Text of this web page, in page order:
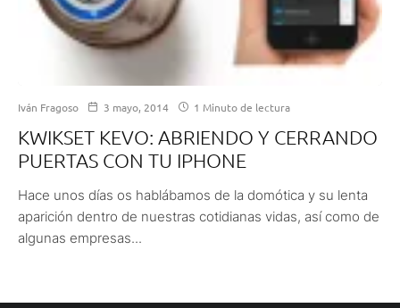
Iván Fragoso 3 mayo, 2014 1 Minuto de lectura
KWIKSET KEVO: ABRIENDO Y CERRANDO
PUERTAS CON TU IPHONE
Hace unos días os hablábamos de la domótica y su lenta
aparición dentro de nuestras cotidianas vidas, así como de
algunas empresas...